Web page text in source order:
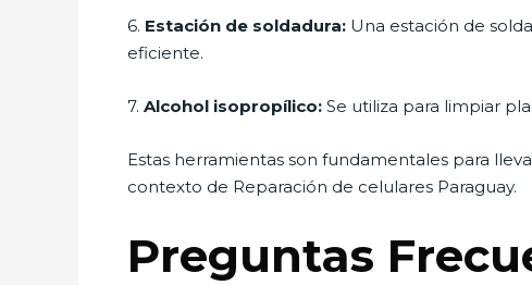
6. Estación de soldadura: Una estación de
eficiente.
7. Alcohol isopropílico: Se utiliza para limpiar
Estas herramientas son fundamentales para
contexto de Reparación de celulares Paraguay.
Preguntas